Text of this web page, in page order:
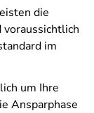
die
im
um Ihre
Ansparphase